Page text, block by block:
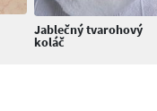
Jablečný tvarohový
koláč